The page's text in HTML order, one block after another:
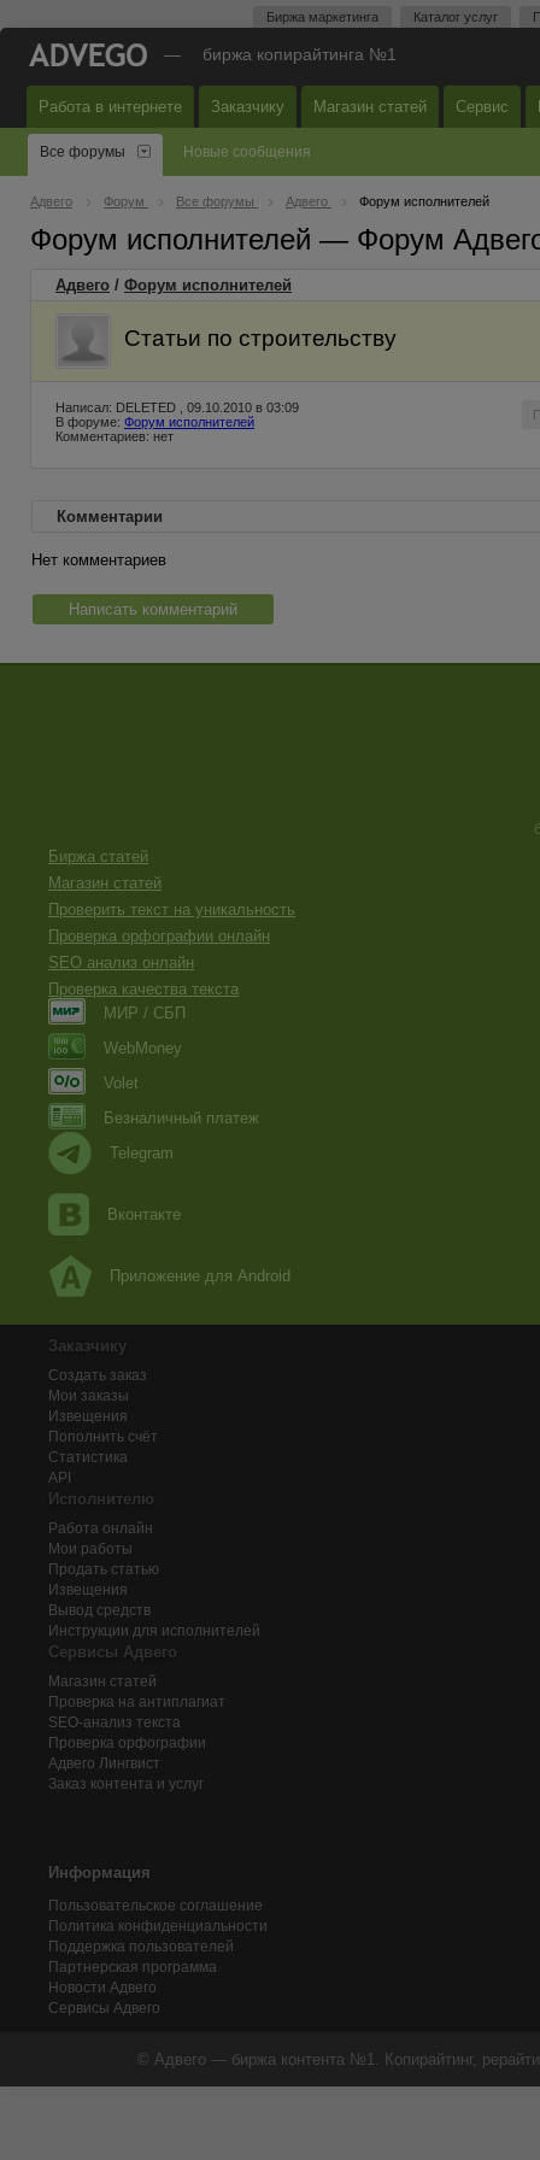
Биржа маркетинга Каталог услуг
— биржа копирайтинга №1
Работа в интернете Заказчику Магазин статей Сервис
Все форумы Новые сообщения
Адвего Форум Все форумы Адвего Форум исполнителей
Форум исполнителей — Форум
Адвего / Форум исполнителей
Статьи по строительству
Написал: DELETED , 09.10.2010 в 03:09
В форуме: Форум исполнителей
Комментариев: нет
Комментарии
Нет комментариев
Написать комментарий
Биржа статей
Магазин статей
Проверить текст на уникальность
Проверка орфографии онлайн
SEO анализ онлайн
Проверка качества текста
МИР / СБП
WebMoney
Volet
Безналичный платеж
Telegram
Вконтакте
Приложение для Android
Заказчику
Создать заказ
Мои заказы
Извещения
Пополнить счёт
Статистика
API
Исполнителю
Работа онлайн
Мои работы
Продать статью
Извещения
Вывод средств
Инструкции для исполнителей
Сервисы Адвего
Магазин статей
Проверка на антиплагиат
SEO-анализ текста
Проверка орфографии
Адвего Лингвист
Заказ контента и услуг
Информация
Пользовательское соглашение
Политика конфиденциальности
Поддержка пользователей
Партнерская программа
Новости Адвего
Сервисы Адвего
© Адвего — биржа контента №1. Копирайтинг,